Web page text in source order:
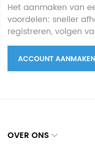
Het aanmaken van
voordelen: sneller
registreren, volgen
ACCOUNT AANMAKEN
OVER ONS